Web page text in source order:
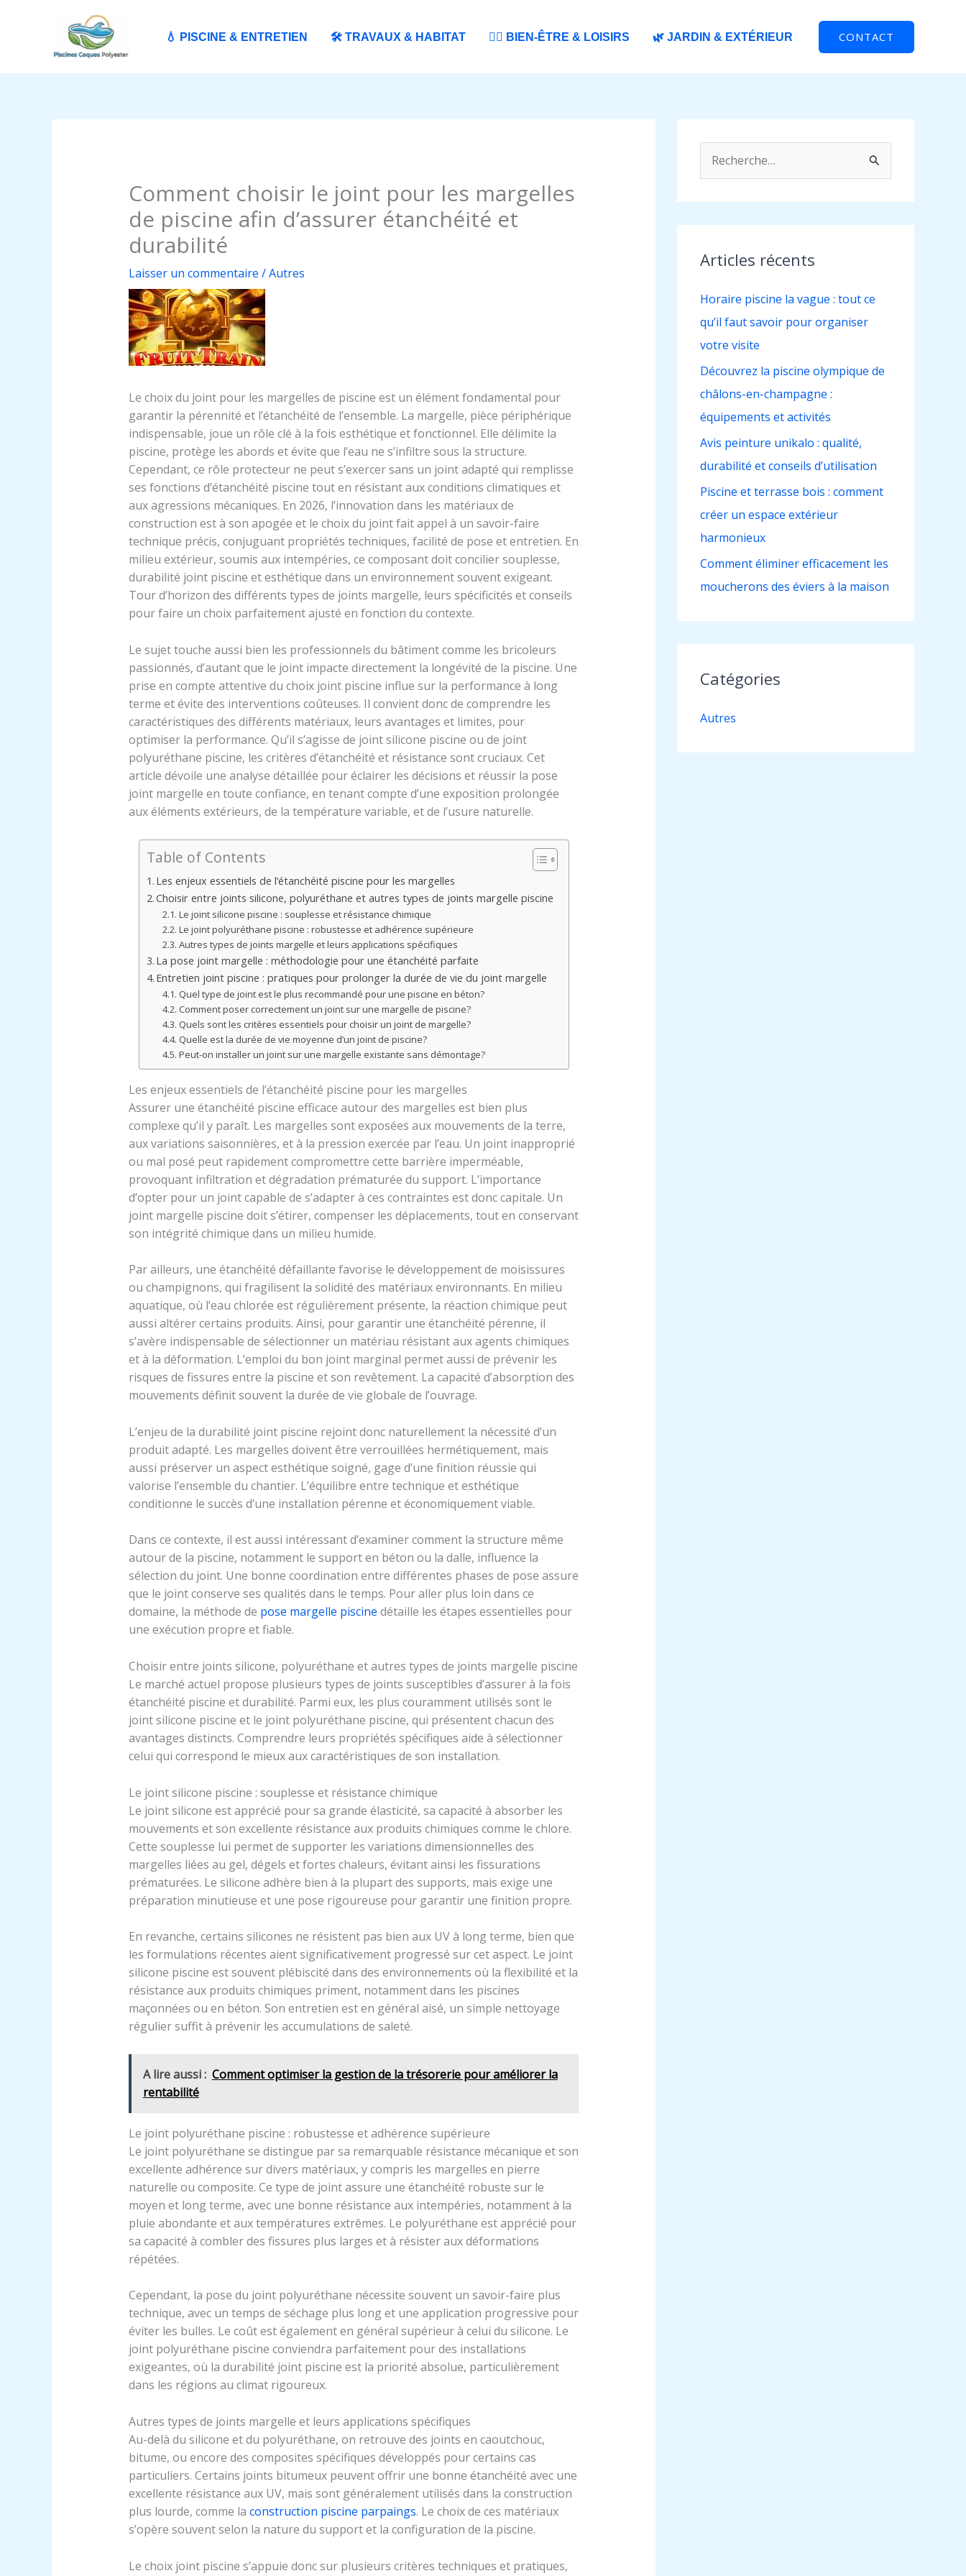
💧 PISCINE & ENTRETIEN 🛠️ TRAVAUX & HABITAT 🧘‍♀️ BIEN-ÊTRE & LOISIRS 🌿 JARDIN & EXTÉRIEUR CONTACT
Comment choisir le joint pour les margelles
de piscine afin d’assurer étanchéité et
durabilité
Laisser un commentaire /Autres
Le choix du joint pour les margelles de piscine est un élément fondamental pour
garantir la pérennité et l’étanchéité de l’ensemble. La margelle, pièce périphérique
indispensable, joue un rôle clé à la fois esthétique et fonctionnel. Elle délimite la
piscine, protège les abords et évite que l’eau ne s’infiltre sous la structure.
Cependant, ce rôle protecteur ne peut s’exercer sans un joint adapté qui remplisse
ses fonctions d’étanchéité piscine tout en résistant aux conditions climatiques et
aux agressions mécaniques. En 2026, l’innovation dans les matériaux de
construction est à son apogée et le choix du joint fait appel à un savoir-faire
technique précis, conjuguant propriétés techniques, facilité de pose et entretien. En
milieu extérieur, soumis aux intempéries, ce composant doit concilier souplesse,
durabilité joint piscine et esthétique dans un environnement souvent exigeant.
Tour d’horizon des différents types de joints margelle, leurs spécificités et conseils
pour faire un choix parfaitement ajusté en fonction du contexte.
Le sujet touche aussi bien les professionnels du bâtiment comme les bricoleurs
passionnés, d’autant que le joint impacte directement la longévité de la piscine. Une
prise en compte attentive du choix joint piscine influe sur la performance à long
terme et évite des interventions coûteuses. Il convient donc de comprendre les
caractéristiques des différents matériaux, leurs avantages et limites, pour
optimiser la performance. Qu’il s’agisse de joint silicone piscine ou de joint
polyuréthane piscine, les critères d’étanchéité et résistance sont cruciaux. Cet
article dévoile une analyse détaillée pour éclairer les décisions et réussir la pose
joint margelle en toute confiance, en tenant compte d’une exposition prolongée
aux éléments extérieurs, de la température variable, et de l’usure naturelle.
Table of Contents
Les enjeux essentiels de l’étanchéité piscine pour les margelles
Choisir entre joints silicone, polyuréthane et autres types de joints margelle piscine
Le joint silicone piscine : souplesse et résistance chimique
Le joint polyuréthane piscine : robustesse et adhérence supérieure
Autres types de joints margelle et leurs applications spécifiques
La pose joint margelle : méthodologie pour une étanchéité parfaite
Entretien joint piscine : pratiques pour prolonger la durée de vie du joint margelle
Quel type de joint est le plus recommandé pour une piscine en béton?
Comment poser correctement un joint sur une margelle de piscine?
Quels sont les critères essentiels pour choisir un joint de margelle?
Quelle est la durée de vie moyenne d’un joint de piscine?
Peut-on installer un joint sur une margelle existante sans démontage?
Les enjeux essentiels de l’étanchéité piscine pour les margelles
Assurer une étanchéité piscine efficace autour des margelles est bien plus
complexe qu’il y paraît. Les margelles sont exposées aux mouvements de la terre,
aux variations saisonnières, et à la pression exercée par l’eau. Un joint inapproprié
ou mal posé peut rapidement compromettre cette barrière imperméable,
provoquant infiltration et dégradation prématurée du support. L’importance
d’opter pour un joint capable de s’adapter à ces contraintes est donc capitale. Un
joint margelle piscine doit s’étirer, compenser les déplacements, tout en conservant
son intégrité chimique dans un milieu humide.
Par ailleurs, une étanchéité défaillante favorise le développement de moisissures
ou champignons, qui fragilisent la solidité des matériaux environnants. En milieu
aquatique, où l’eau chlorée est régulièrement présente, la réaction chimique peut
aussi altérer certains produits. Ainsi, pour garantir une étanchéité pérenne, il
s’avère indispensable de sélectionner un matériau résistant aux agents chimiques
et à la déformation. L’emploi du bon joint marginal permet aussi de prévenir les
risques de fissures entre la piscine et son revêtement. La capacité d’absorption des
mouvements définit souvent la durée de vie globale de l’ouvrage.
L’enjeu de la durabilité joint piscine rejoint donc naturellement la nécessité d’un
produit adapté. Les margelles doivent être verrouillées hermétiquement, mais
aussi préserver un aspect esthétique soigné, gage d’une finition réussie qui
valorise l’ensemble du chantier. L’équilibre entre technique et esthétique
conditionne le succès d’une installation pérenne et économiquement viable.
Dans ce contexte, il est aussi intéressant d’examiner comment la structure même
autour de la piscine, notamment le support en béton ou la dalle, influence la
sélection du joint. Une bonne coordination entre différentes phases de pose assure
que le joint conserve ses qualités dans le temps. Pour aller plus loin dans ce
domaine, la méthode de pose margelle piscine détaille les étapes essentielles pour
une exécution propre et fiable.
Choisir entre joints silicone, polyuréthane et autres types de joints margelle piscine
Le marché actuel propose plusieurs types de joints susceptibles d’assurer à la fois
étanchéité piscine et durabilité. Parmi eux, les plus couramment utilisés sont le
joint silicone piscine et le joint polyuréthane piscine, qui présentent chacun des
avantages distincts. Comprendre leurs propriétés spécifiques aide à sélectionner
celui qui correspond le mieux aux caractéristiques de son installation.
Le joint silicone piscine : souplesse et résistance chimique
Le joint silicone est apprécié pour sa grande élasticité, sa capacité à absorber les
mouvements et son excellente résistance aux produits chimiques comme le chlore.
Cette souplesse lui permet de supporter les variations dimensionnelles des
margelles liées au gel, dégels et fortes chaleurs, évitant ainsi les fissurations
prématurées. Le silicone adhère bien à la plupart des supports, mais exige une
préparation minutieuse et une pose rigoureuse pour garantir une finition propre.
En revanche, certains silicones ne résistent pas bien aux UV à long terme, bien que
les formulations récentes aient significativement progressé sur cet aspect. Le joint
silicone piscine est souvent plébiscité dans des environnements où la flexibilité et la
résistance aux produits chimiques priment, notamment dans les piscines
maçonnées ou en béton. Son entretien est en général aisé, un simple nettoyage
régulier suffit à prévenir les accumulations de saleté.
A lire aussi : Comment optimiser la gestion de la trésorerie pour améliorer la
rentabilité
Le joint polyuréthane piscine : robustesse et adhérence supérieure
Le joint polyuréthane se distingue par sa remarquable résistance mécanique et son
excellente adhérence sur divers matériaux, y compris les margelles en pierre
naturelle ou composite. Ce type de joint assure une étanchéité robuste sur le
moyen et long terme, avec une bonne résistance aux intempéries, notamment à la
pluie abondante et aux températures extrêmes. Le polyuréthane est apprécié pour
sa capacité à combler des fissures plus larges et à résister aux déformations
répétées.
Cependant, la pose du joint polyuréthane nécessite souvent un savoir-faire plus
technique, avec un temps de séchage plus long et une application progressive pour
éviter les bulles. Le coût est également en général supérieur à celui du silicone. Le
joint polyuréthane piscine conviendra parfaitement pour des installations
exigeantes, où la durabilité joint piscine est la priorité absolue, particulièrement
dans les régions au climat rigoureux.
Autres types de joints margelle et leurs applications spécifiques
Au-delà du silicone et du polyuréthane, on retrouve des joints en caoutchouc,
bitume, ou encore des composites spécifiques développés pour certains cas
particuliers. Certains joints bitumeux peuvent offrir une bonne étanchéité avec une
excellente résistance aux UV, mais sont généralement utilisés dans la construction
plus lourde, comme la construction piscine parpaings. Le choix de ces matériaux
s’opère souvent selon la nature du support et la configuration de la piscine.
Le choix joint piscine s’appuie donc sur plusieurs critères techniques et pratiques,
e
c
h
e
r
:
Articles récents
Horaire piscine la vague : tout ce
qu’il faut savoir pour organiser
votre visite
Découvrez la piscine olympique de
châlons-en-champagne :
équipements et activités
Avis peinture unikalo : qualité,
durabilité et conseils d’utilisation
Piscine et terrasse bois : comment
créer un espace extérieur
harmonieux
Comment éliminer efficacement les
moucherons des éviers à la maison
Catégories
Autres